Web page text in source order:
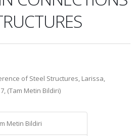
of Steel Structures, Larissa,
(Tam Metin Bildiri)
Metin Bildiri